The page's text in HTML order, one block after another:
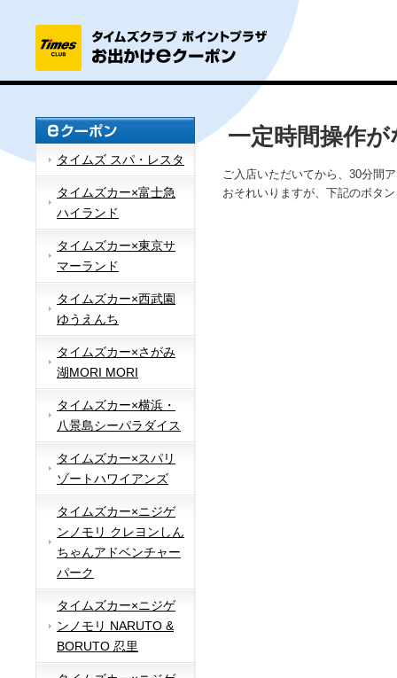
タイムズ スパ・レスタ
タイムズカー×富士急
ハイランド
タイムズカー×東京サ
マーランド
タイムズカー×西武園
ゆうえんち
タイムズカー×さがみ
湖MORI MORI
タイムズカー×横浜・
八景島シーパラダイス
タイムズカー×スパリ
ゾートハワイアンズ
タイムズカー×ニジゲ
ンノモリ クレヨンしん
ちゃんアドベンチャー
パーク
タイムズカー×ニジゲ
ンノモリ NARUTO &
BORUTO 忍里
一定時間操作
ご入店いただいてから、30分間
おそれいりますが、下記のボタ